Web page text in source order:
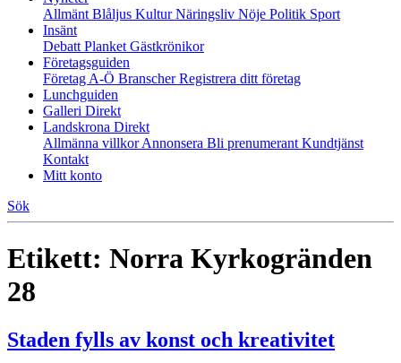
Allmänt Blåljus KulturNäringsliv Nöje Politik Sport
Insänt
Debatt Planket Gästkrönikor
Företagsguiden
Företag A-Ö BranscherRegistrera ditt företag
Lunchguiden
Galleri Direkt
Landskrona Direkt
Allmänna villkorAnnonsera Bli prenumerant Kundtjänst
Kontakt
Mitt konto
Sök
Etikett: Norra Kyrkogränden
28
Staden fylls av konst och kreativitet